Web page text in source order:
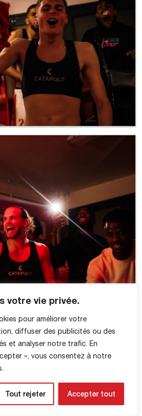
votre vie privée.
pour améliorer votre
diffuser des publicités ou des
et analyser notre trafic. En
», vous consentez à notre
Tout rejeter Accepter tout